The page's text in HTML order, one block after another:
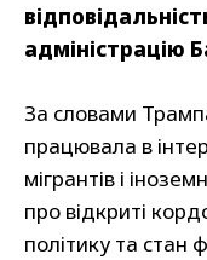
адміністрацію
За словами
працювала в
мігрантів і
про відкриті
політику та стан